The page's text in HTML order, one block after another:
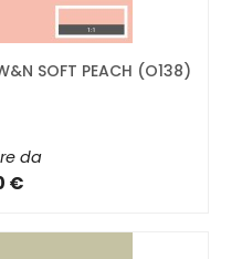
SOFT PEACH (O138)
da
€